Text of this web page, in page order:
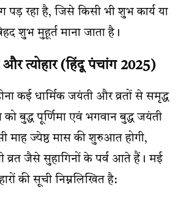
पड़ रहा है, जिसे किसी भी शुभ कार्य या
शुभ मुहूर्त माना जाता है।
त्योहार (हिंदू पंचांग 2025)
कई धार्मिक जयंती और व्रतों से समृद्ध
बुद्ध पूर्णिमा एवं भगवान बुद्ध जयंती
माह ज्येष्ठ मास की शुरुआत होगी,
व्रत जैसे सुहागिनों के पर्व आते हैं। मई
की सूची निम्नलिखित है: